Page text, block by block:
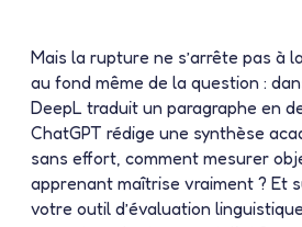
Mais la rupture ne s’arrête pas à
au fond même de la question :
DeepL traduit un paragraphe en
ChatGPT rédige une synthèse
sans effort, comment mesurer
apprenant maîtrise vraiment ? Et
votre outil d’évaluation